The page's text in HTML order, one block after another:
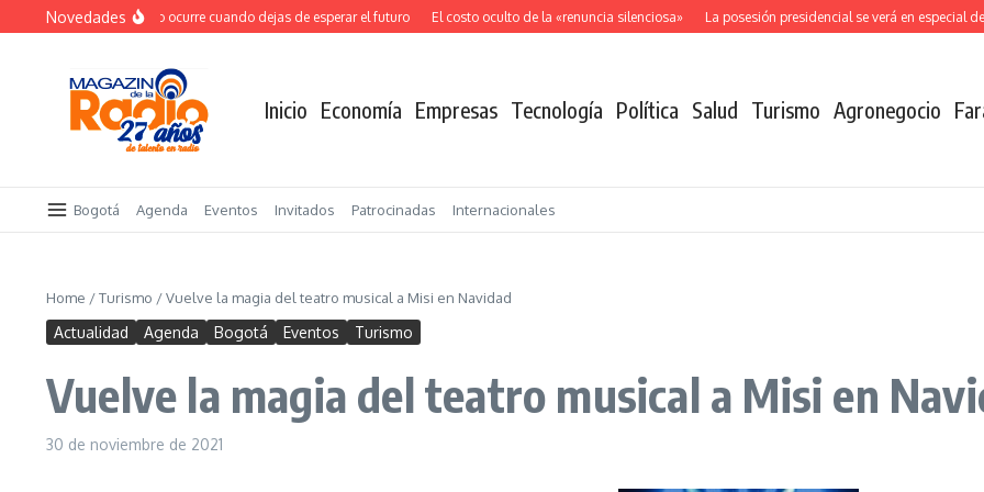
Saltar al contenido
Novedades
El verdadero salto ocurre cuando dejas de esperar el futuro El costo oculto de la «renuncia silenciosa» La posesión presidencial se verá en especial de
Inicio Economía Empresas Tecnología Política Salud Turismo Agronegocio
Bogotá Agenda Eventos Invitados Patrocinadas Internacionales
Home /Turismo /Vuelve la magia del teatro musical a Misi en Navidad
Actualidad Agenda Bogotá Eventos Turismo
Vuelve la magia del teatro musical a Misi en
30 de noviembre de 2021